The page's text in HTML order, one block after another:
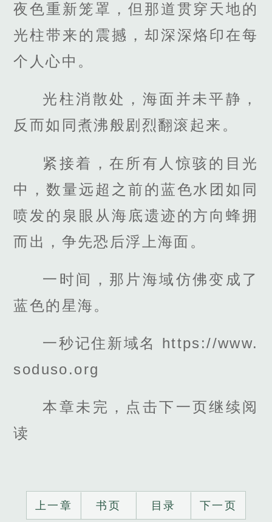
夜色重新笼罩，但那道贯穿天地的
光柱带来的震撼，却深深烙印在每
个人心中。
光柱消散处，海面并未平静，
反而如同煮沸般剧烈翻滚起来。
紧接着，在所有人惊骇的目光
中，数量远超之前的蓝色水团如同
喷发的泉眼从海底遗迹的方向蜂拥
而出，争先恐后浮上海面。
一时间，那片海域仿佛变成了
蓝色的星海。
一秒记住新域名 https://www.
soduso.org
本章未完，点击下一页继续阅
读
上一章 书页 目录 下一页